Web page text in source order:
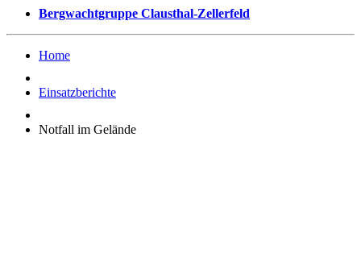
Bergwachtgruppe Clausthal-Zellerfeld
Home
Einsatzberichte
Notfall im Gelände